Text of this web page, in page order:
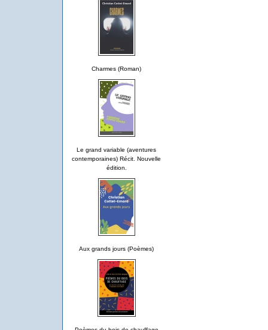
Charmes (Roman)
Le grand variable (aventures
contemporaines) Récit. Nouvelle
édition.
Aux grands jours (Poèmes)